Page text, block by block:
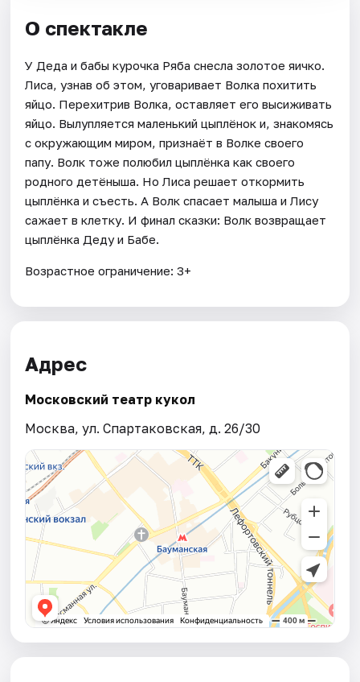
О спектакле
У Деда и бабы курочка Ряба снесла золотое яичко.
Лиса, узнав об этом, уговаривает Волка похитить
яйцо. Перехитрив Волка, оставляет его высиживать
яйцо. Вылупляется маленький цыплёнок и, знакомясь
с окружающим миром, признаёт в Волке своего
папу. Волк тоже полюбил цыплёнка как своего
родного детёныша. Но Лиса решает откормить
цыплёнка и съесть. А Волк спасает малыша и Лису
сажает в клетку. И финал сказки: Волк возвращает
цыплёнка Деду и Бабе.
Возрастное ограничение: 3+
Адрес
Московский театр кукол
Москва, ул. Спартаковская, д. 26/30